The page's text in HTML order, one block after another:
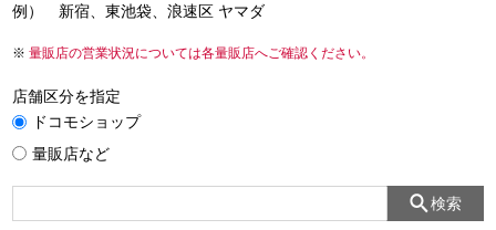
例） 新宿、東池袋、浪速区 ヤマダ
量販店の営業状況については各量販店へご確認ください。
店舗区分を指定
ドコモショップ
量販店など
検索